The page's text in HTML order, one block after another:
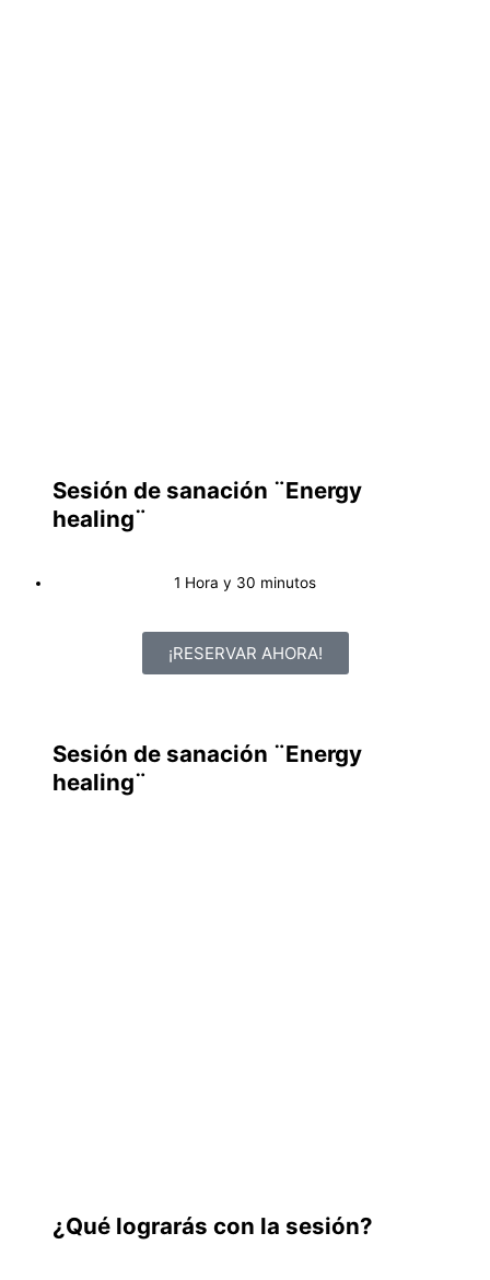
Sesión de sanación ¨Energy
healing¨
1 Hora y 30 minutos
¡RESERVAR AHORA!
Sesión de sanación ¨Energy
healing¨
¿Qué lograrás con la sesión?